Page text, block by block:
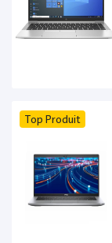
Top Produit